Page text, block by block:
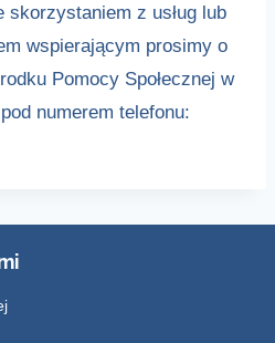
skorzystaniem z usług lub
wspierającym prosimy o
Pomocy Społecznej w
numerem telefonu: